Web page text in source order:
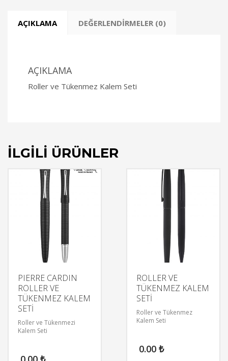
AÇIKLAMA DEĞERLENDIRMELER (0)
AÇIKLAMA
Roller ve Tükenmez Kalem Seti
İLGILI ÜRÜNLER
PIERRE CARDIN
ROLLER VE
TÜKENMEZ KALEM
SETİ
Roller ve Tükenmezi
Kalem Seti
ROLLER VE
TÜKENMEZ KALEM
SETİ
Roller ve Tükenmez
Kalem Seti
0.00 ₺